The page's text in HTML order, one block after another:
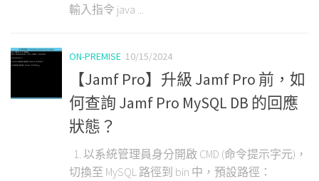
輸入指令 java ...
ON-PREMISE 10/15/2024
【Jamf Pro】升級 Jamf Pro 前，如
何查詢 Jamf Pro MySQL DB 的回應
狀態？
1. 以系統管理員身分開啟 CMD (命令提示字元)，
切換至 MySQL 路徑到 bin 中，預設路徑：